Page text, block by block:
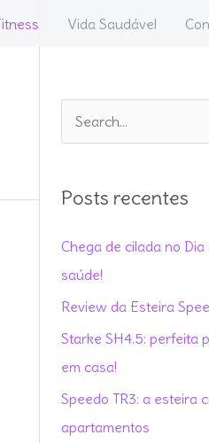
Vida Saudável
e
q
i
s
a
r
p
o
r
Posts recentes
Chega de cilada no
saúde!
Review da Esteira
Starke SH4.5: perfeita
em casa!
Speedo TR3: a esteira
apartamentos